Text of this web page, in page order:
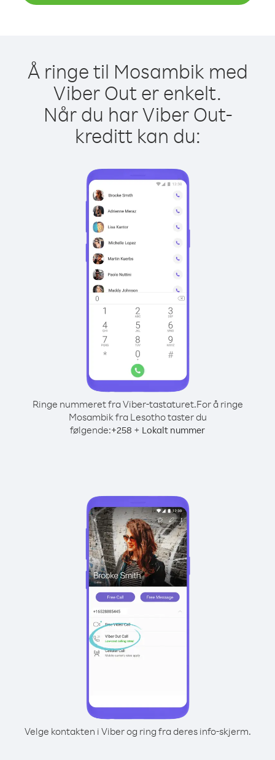
Å ringe til Mosambik med
Viber Out er enkelt.
Når du har Viber Out-
kreditt kan du:
Ringe nummeret fra Viber-tastaturet.For å ringe
Mosambik fra Lesotho taster du
følgende:+258 + Lokalt nummer
Velge kontakten i Viber og ring fra deres info-skjerm.